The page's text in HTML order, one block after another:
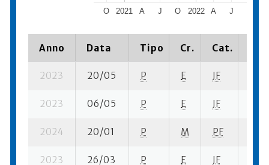
2021 2022
O A J O A J
Anno Data Tipo Cr. Cat.
2023 20/05 P E JF
2023 06/05 P E JF
2024 20/01 P M PF
2023 26/03 P E JF